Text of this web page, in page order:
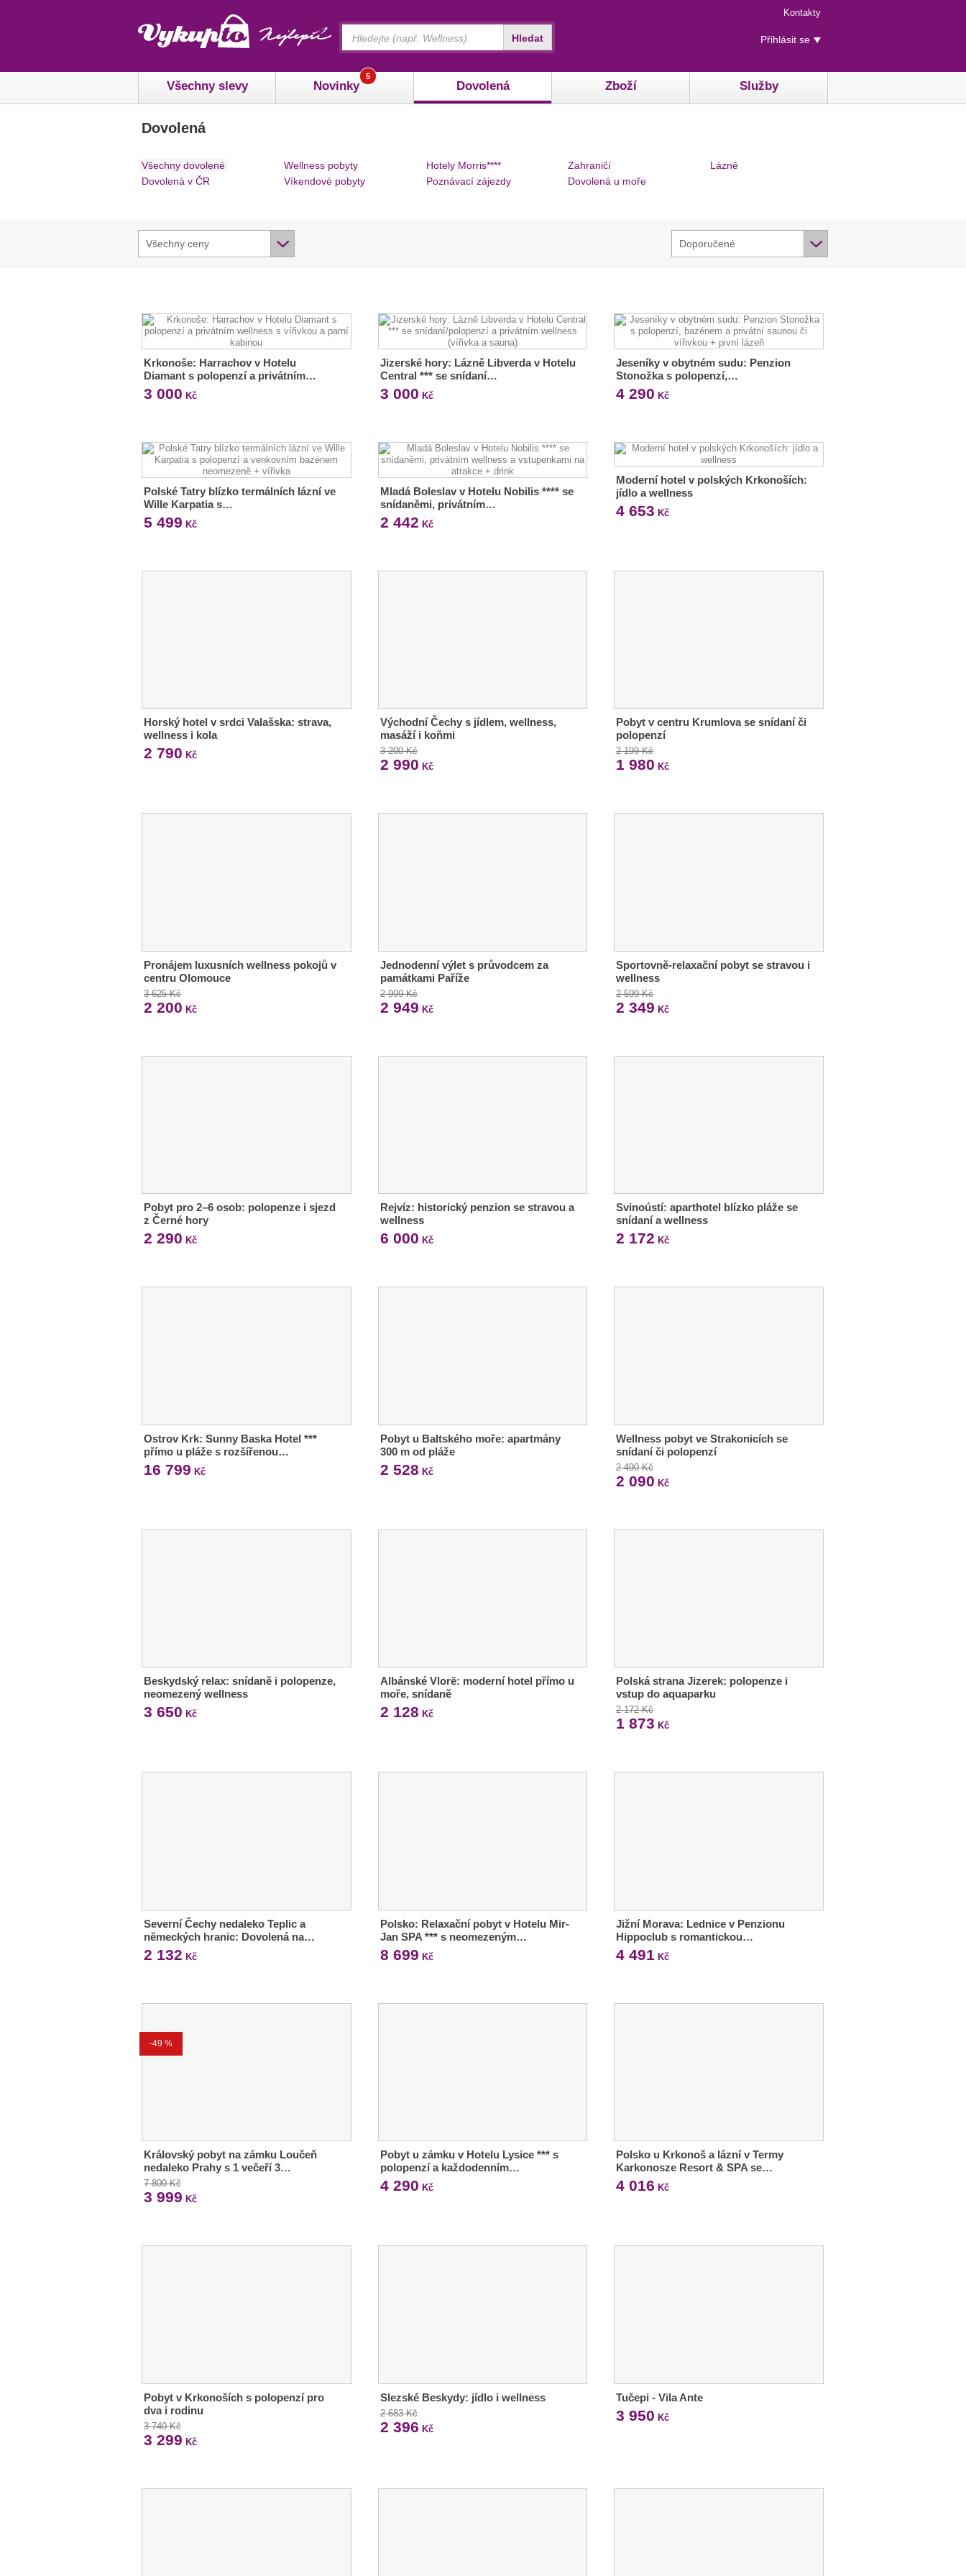
Menu
rychlého
přístupu
Kontakty
Uživatelské
menu
Přihlásit se
Všechny slevy Novinky
5
Dovolená Zboží Služby
Hledat
Dovolená
Všechny dovolené
Dovolená v ČR
Wellness pobyty
Víkendové pobyty
Hotely Morris****
Poznávací zájezdy
Zahraničí
Dovolená u moře
Lázně
Všechny ceny Doporučené
Krkonoše: Harrachov v Hotelu
Diamant s polopenzí a privátním…
3 000 Kč
Jizerské hory: Lázně Libverda v Hotelu
Central *** se snídaní…
3 000 Kč
Jeseníky v obytném sudu: Penzion
Stonožka s polopenzí,…
4 290 Kč
Polské Tatry blízko termálních lázní ve
Wille Karpatia s…
5 499 Kč
Mladá Boleslav v Hotelu Nobilis **** se
snídaněmi, privátním…
2 442 Kč
Moderní hotel v polských Krkonoších:
jídlo a wellness
4 653 Kč
Horský hotel v srdci Valašska: strava,
wellness i kola
2 790 Kč
Východní Čechy s jídlem, wellness,
masáží i koňmi
3 200 Kč
2 990 Kč
Pobyt v centru Krumlova se snídaní či
polopenzí
2 199 Kč
1 980 Kč
Pronájem luxusních wellness pokojů v
centru Olomouce
3 625 Kč
2 200 Kč
Jednodenní výlet s průvodcem za
památkami Paříže
2 999 Kč
2 949 Kč
Sportovně-relaxační pobyt se stravou i
wellness
2 599 Kč
2 349 Kč
Pobyt pro 2–6 osob: polopenze i sjezd
z Černé hory
2 290 Kč
Rejvíz: historický penzion se stravou a
wellness
6 000 Kč
Svinoústí: aparthotel blízko pláže se
snídaní a wellness
2 172 Kč
Ostrov Krk: Sunny Baska Hotel ***
přímo u pláže s rozšířenou…
16 799 Kč
Pobyt u Baltského moře: apartmány
300 m od pláže
2 528 Kč
Wellness pobyt ve Strakonicích se
snídaní či polopenzí
2 490 Kč
2 090 Kč
Beskydský relax: snídaně i polopenze,
neomezený wellness
3 650 Kč
Albánské Vlorë: moderní hotel přímo u
moře, snídaně
2 128 Kč
Polská strana Jizerek: polopenze i
vstup do aquaparku
2 172 Kč
1 873 Kč
Severní Čechy nedaleko Teplic a
německých hranic: Dovolená na…
2 132 Kč
Polsko: Relaxační pobyt v Hotelu Mir-
Jan SPA *** s neomezeným…
8 699 Kč
Jižní Morava: Lednice v Penzionu
Hippoclub s romantickou…
4 491 Kč
-49 %
Královský pobyt na zámku Loučeň
nedaleko Prahy s 1 večeří 3…
7 800 Kč
3 999 Kč
Pobyt u zámku v Hotelu Lysice *** s
polopenzí a každodenním…
4 290 Kč
Polsko u Krkonoš a lázní v Termy
Karkonosze Resort & SPA se…
4 016 Kč
Pobyt v Krkonoších s polopenzí pro
dva i rodinu
3 740 Kč
3 299 Kč
Slezské Beskydy: jídlo i wellness
2 683 Kč
2 396 Kč
Tučepi - Vila Ante
3 950 Kč